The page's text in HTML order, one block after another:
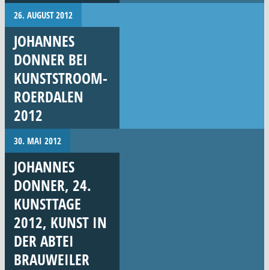
26. AUGUST 2012
JOHANNES
DONNER BEI
KUNSTSTROOM-
ROERDALEN
2012
30. MAI 2012
JOHANNES
DONNER, 24.
KUNSTTAGE
2012, KUNST IN
DER ABTEI
BRAUWEILER